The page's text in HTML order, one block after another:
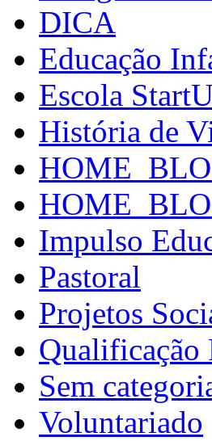
DICA
Educação
Escola
História de
Impulso
Pastoral
Projetos
Qualificação
Sem
Voluntariado